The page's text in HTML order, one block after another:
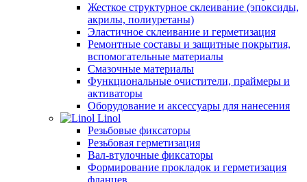
Жесткое структурное склеивание (эпоксиды,
акрилы, полиуретаны)
Эластичное склеивание и герметизация
Ремонтные составы и защитные покрытия,
вспомогательные материалы
Смазочные материалы
Функциональные очистители, праймеры и
активаторы
Оборудование и аксессуары для нанесения
Linol
Резьбовые фиксаторы
Резьбовая герметизация
Вал-втулочные фиксаторы
Формирование прокладок и герметизация
фланцев